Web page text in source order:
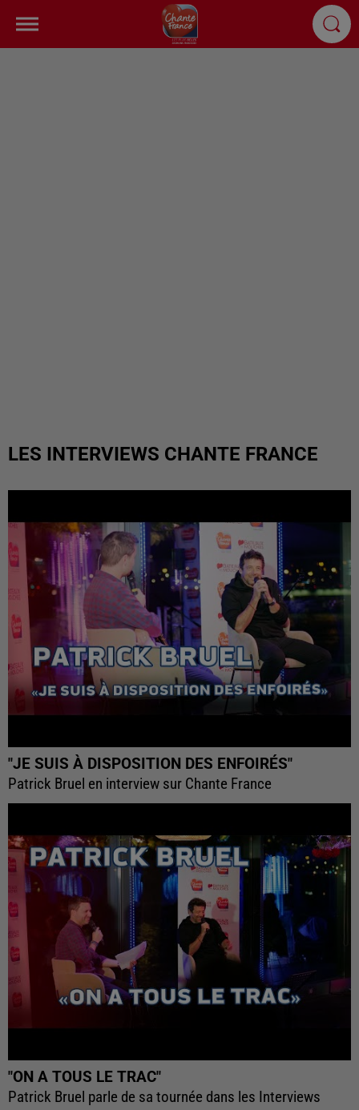
LES INTERVIEWS CHANTE FRANCE
"JE SUIS À DISPOSITION DES ENFOIRÉS"
Patrick Bruel en interview sur Chante France
"ON A TOUS LE TRAC"
Patrick Bruel parle de sa tournée dans les Interviews